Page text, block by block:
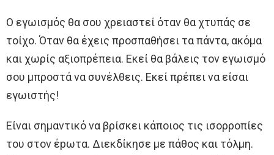
Ο εγωισμός θα σου χρειαστεί όταν θα χτυπάς σε
τοίχο. Όταν θα έχεις προσπαθήσει τα πάντα, ακόμα
και χωρίς αξιοπρέπεια. Εκεί θα βάλεις τον εγωισμό
σου μπροστά να συνέλθεις. Εκεί πρέπει να είσαι
εγωιστής!
Είναι σημαντικό να βρίσκει κάποιος τις ισορροπίες
του στον έpωτα. Διεκδίκησε με πάθος και τόλμη.